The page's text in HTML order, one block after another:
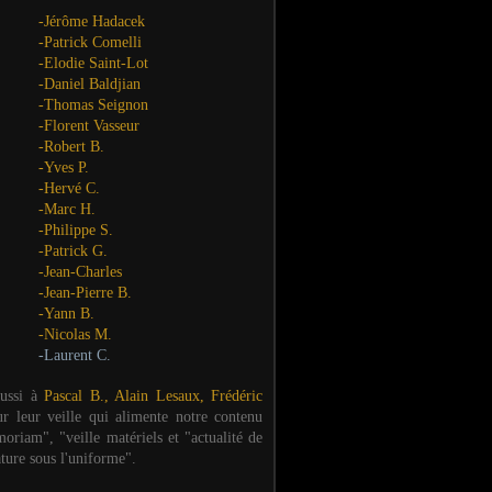
-Jérôme Hadacek
-Patrick Comelli
-Elodie Saint-Lot
-Daniel Baldjian
-Thomas Seignon
-Florent Vasseur
-Robert B.
-Yves P.
-Hervé C.
-Marc H.
-Philippe S.
-Patrick G.
-Jean-Charles
-Jean-Pierre B.
-Yann B.
-Nicolas M.
-Laurent C.
àPascal B., Alain Lesaux, Frédéric
leur veille qui alimente notre contenu
"veille matériels et "actualité de
sous l'uniforme".